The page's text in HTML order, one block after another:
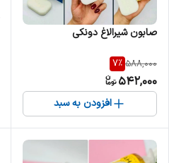
صابون شیرالاغ دونکی
588,000
7%
542,000
افزودن به سبد